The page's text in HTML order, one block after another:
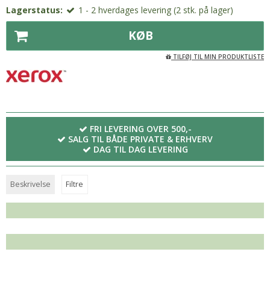
Lagerstatus:
1 - 2 hverdages levering (2 stk. på lager)
KØB
TILFØJ TIL MIN PRODUKTLISTE
FRI LEVERING OVER 500,-
SALG TIL BÅDE PRIVATE & ERHVERV
DAG TIL DAG LEVERING
Beskrivelse Filtre